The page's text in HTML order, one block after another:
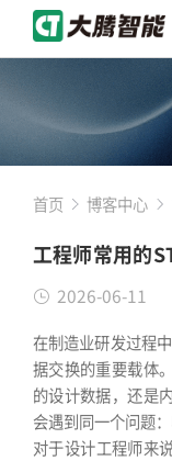
首页 博客中心
工程师常用的
2026-06-11
在制造业研发过程
据交换的重要载体
的设计数据，还是
会遇到同一个问题
对于设计工程师来